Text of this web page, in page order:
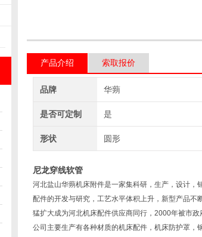
产品介绍 索取报价
品牌 华蒴
是否可定制 是
形状 圆形
尼龙穿线软管
河北盐山华蒴机床附件是一家集科研，生产，设计
配件的开发与研究，工艺水平体积上升，新型产品
猛扩大成为河北机床配件供应商同行，2000年被市政
公司主要生产有各种材质的机床配件，机床防护罩